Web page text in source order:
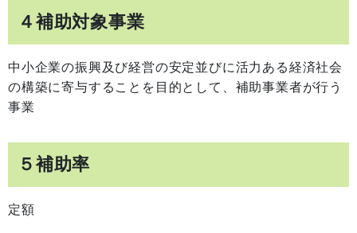
４補助対象事業
中小企業の振興及び経営の安定並びに活力ある経済社会
の構築に寄与することを目的として、補助事業者が行う
事業
５補助率
定額